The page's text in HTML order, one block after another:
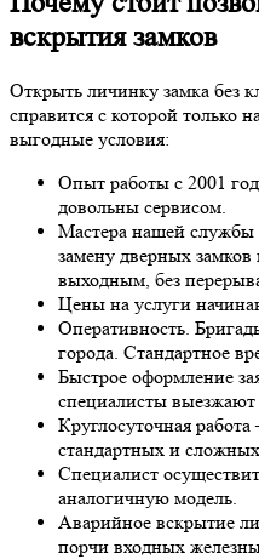
вскрытия замков
Открыть личинку замка без
справится с которой только
выгодные условия:
Опыт работы с 2001
довольны сервисом.
Мастера нашей
замену дверных
выходным, без
Цены на услуги
Оперативность.
города. Стандартное
Быстрое оформление
специалисты выезжают
Круглосуточная
стандартных и
Специалист
аналогичную модель.
Аварийное вскрытие
порчи входных